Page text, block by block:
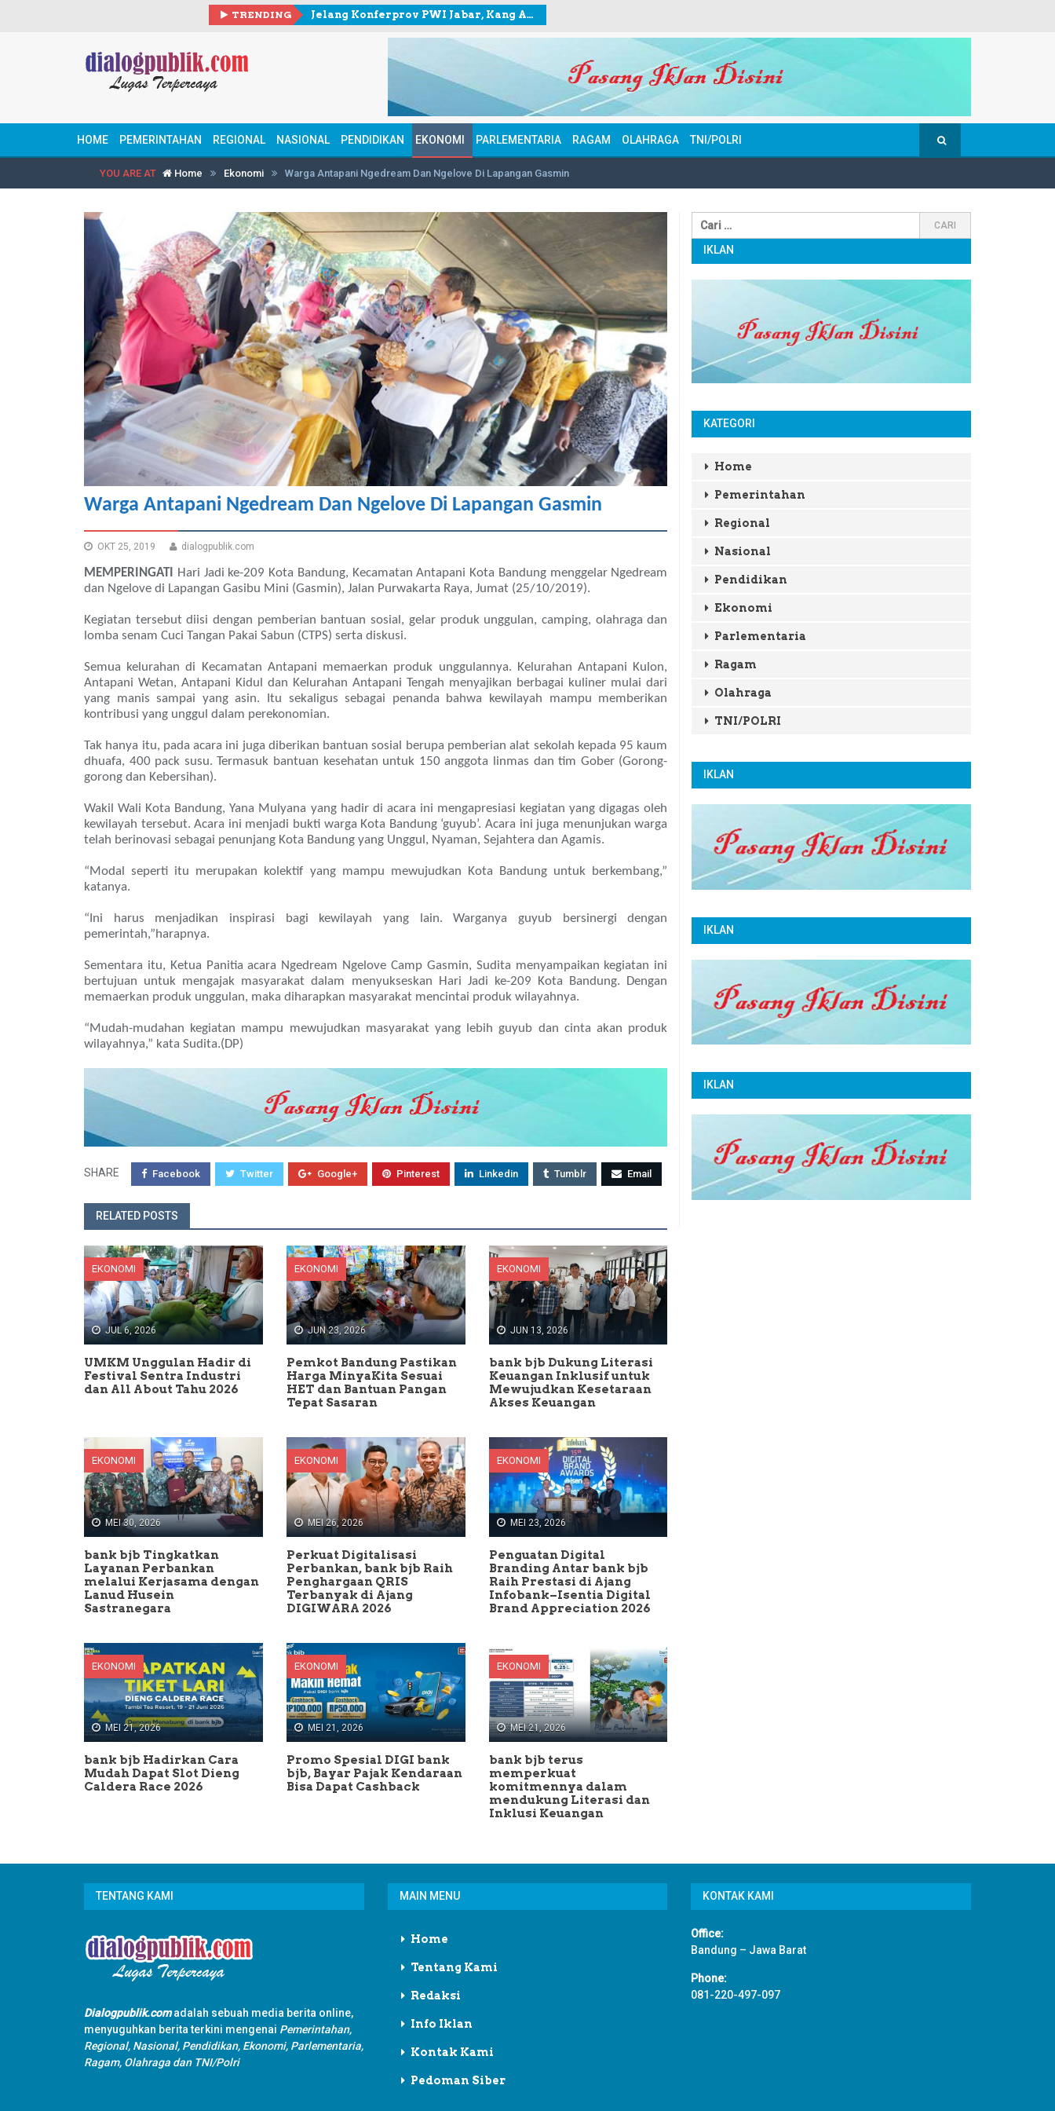
TRENDING Jelang Konferprov PWI Jabar, Kang Andy berkunjung ke Sekretariat PWI Kota Bogor
HOME PEMERINTAHAN REGIONAL NASIONAL PENDIDIKAN EKONOMI PARLEMENTARIA RAGAM OLAHRAGA TNI/POLRI
YOU ARE AT Home Ekonomi Warga Antapani Ngedream Dan Ngelove Di Lapangan Gasmin
Warga Antapani Ngedream Dan Ngelove Di Lapangan Gasmin
OKT 25, 2019 dialogpublik.com
MEMPERINGATI
Hari Jadi ke-209 Kota Bandung, Kecamatan Antapani Kota Bandung menggelar Ngedream
dan Ngelove di Lapangan Gasibu Mini (Gasmin), Jalan Purwakarta Raya, Jumat (25/10/2019).
Kegiatan tersebut diisi dengan pemberian bantuan sosial, gelar produk unggulan, camping, olahraga dan
lomba senam Cuci Tangan Pakai Sabun (CTPS) serta diskusi.
Semua kelurahan di Kecamatan Antapani memaerkan produk unggulannya. Kelurahan Antapani Kulon,
Antapani Wetan, Antapani Kidul dan Kelurahan Antapani Tengah menyajikan berbagai kuliner mulai dari
yang manis sampai yang asin. Itu sekaligus sebagai penanda bahwa kewilayah mampu memberikan
kontribusi yang unggul dalam perekonomian.
Tak hanya itu, pada acara ini juga diberikan bantuan sosial berupa pemberian alat sekolah kepada 95 kaum
dhuafa, 400 pack susu. Termasuk bantuan kesehatan untuk 150 anggota linmas dan tim Gober (Gorong-
gorong dan Kebersihan).
Wakil Wali Kota Bandung, Yana Mulyana yang hadir di acara ini mengapresiasi kegiatan yang digagas oleh
kewilayah tersebut. Acara ini menjadi bukti warga Kota Bandung ‘guyub’. Acara ini juga menunjukan warga
telah berinovasi sebagai penunjang Kota Bandung yang Unggul, Nyaman, Sejahtera dan Agamis.
“Modal seperti itu merupakan kolektif yang mampu mewujudkan Kota Bandung untuk berkembang,”
katanya.
“Ini harus menjadikan inspirasi bagi kewilayah yang lain. Warganya guyub bersinergi dengan
pemerintah,”harapnya.
Sementara itu, Ketua Panitia acara Ngedream Ngelove Camp Gasmin, Sudita menyampaikan kegiatan ini
bertujuan untuk mengajak masyarakat dalam menyukseskan Hari Jadi ke-209 Kota Bandung. Dengan
memaerkan produk unggulan, maka diharapkan masyarakat mencintai produk wilayahnya.
“Mudah-mudahan kegiatan mampu mewujudkan masyarakat yang lebih guyub dan cinta akan produk
wilayahnya,” kata Sudita.(DP)
SHARE Facebook Twitter Google+ Pinterest Linkedin Tumblr Email
RELATED POSTS
EKONOMI
JUL 6, 2026
UMKM Unggulan Hadir di
Festival Sentra Industri
dan All About Tahu 2026
EKONOMI
JUN 23, 2026
Pemkot Bandung Pastikan
Harga MinyaKita Sesuai
HET dan Bantuan Pangan
Tepat Sasaran
EKONOMI
JUN 13, 2026
bank bjb Dukung Literasi
Keuangan Inklusif untuk
Mewujudkan Kesetaraan
Akses Keuangan
EKONOMI
MEI 30, 2026
bank bjb Tingkatkan
Layanan Perbankan
melalui Kerjasama dengan
Lanud Husein
Sastranegara
EKONOMI
MEI 26, 2026
Perkuat Digitalisasi
Perbankan, bank bjb Raih
Penghargaan QRIS
Terbanyak di Ajang
DIGIWARA 2026
EKONOMI
MEI 23, 2026
Penguatan Digital
Branding Antar bank bjb
Raih Prestasi di Ajang
Infobank–Isentia Digital
Brand Appreciation 2026
EKONOMI
MEI 21, 2026
bank bjb Hadirkan Cara
Mudah Dapat Slot Dieng
Caldera Race 2026
EKONOMI
MEI 21, 2026
Promo Spesial DIGI bank
bjb, Bayar Pajak Kendaraan
Bisa Dapat Cashback
EKONOMI
MEI 21, 2026
bank bjb terus
memperkuat
komitmennya dalam
mendukung Literasi dan
Inklusi Keuangan
IKLAN
KATEGORI
Home
Pemerintahan
Regional
Nasional
Pendidikan
Ekonomi
Parlementaria
Ragam
Olahraga
TNI/POLRI
IKLAN
IKLAN
IKLAN
TENTANG KAMI
Dialogpublik.comadalah sebuah media berita online,
menyuguhkan berita terkini mengenai Pemerintahan,
Regional, Nasional, Pendidikan, Ekonomi, Parlementaria,
Ragam, Olahraga dan TNI/Polri
MAIN MENU
Home
Tentang Kami
Redaksi
Info Iklan
Kontak Kami
Pedoman Siber
KONTAK KAMI
Office:
Bandung – Jawa Barat
Phone:
081-220-497-097